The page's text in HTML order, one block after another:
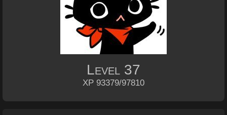
Level 37
XP 93379/97810